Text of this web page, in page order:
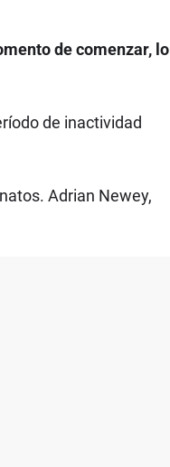
de comenzar, lo
de inactividad
Adrian Newey,